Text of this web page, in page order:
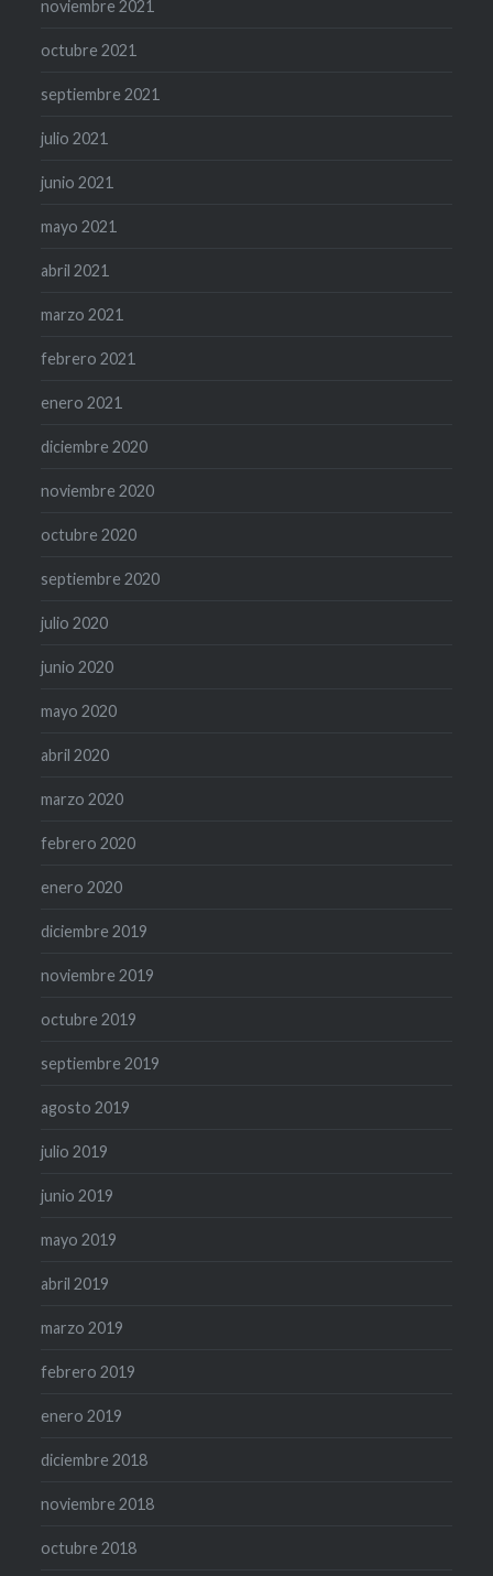
noviembre 2021
octubre 2021
septiembre 2021
julio 2021
junio 2021
mayo 2021
abril 2021
marzo 2021
febrero 2021
enero 2021
diciembre 2020
noviembre 2020
octubre 2020
septiembre 2020
julio 2020
junio 2020
mayo 2020
abril 2020
marzo 2020
febrero 2020
enero 2020
diciembre 2019
noviembre 2019
octubre 2019
septiembre 2019
agosto 2019
julio 2019
junio 2019
mayo 2019
abril 2019
marzo 2019
febrero 2019
enero 2019
diciembre 2018
noviembre 2018
octubre 2018